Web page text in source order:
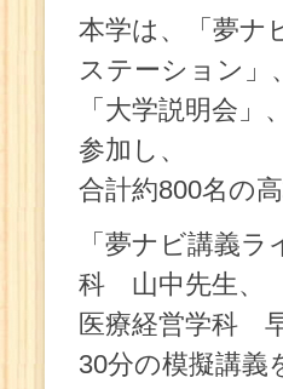
本学は、「夢ナ
ステーション」、
「大学説明会
参加し、
合計約800名の
「夢ナビ講義
科 山中先生、
医療経営学科
30分の模擬講義